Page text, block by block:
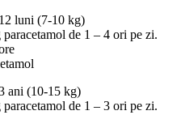
luni (7-10 kg)
de 1 – 4 ori pe zi.
ani (10-15 kg)
de 1 – 3 ori pe zi.